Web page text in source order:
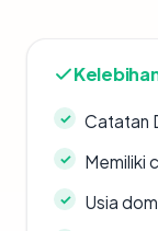
Catatan
Memiliki
Usia